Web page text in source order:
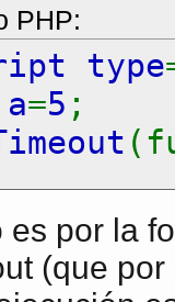
PHP:
type
a=5 ;
(a);
es por la
(que